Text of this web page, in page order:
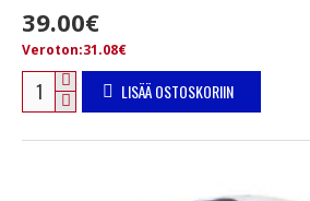
39.00€
Veroton:31.08€
LISÄÄ OSTOSKORIIN